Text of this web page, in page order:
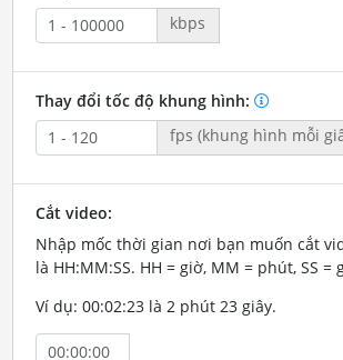
kbps
Thay đổi tốc độ khung hình:
fps (khung hình mỗi
Cắt video:
Nhập mốc thời gian nơi bạn muốn cắt
là HH:MM:SS. HH = giờ, MM = phút, SS =
Ví dụ: 00:02:23 là 2 phút 23 giây.